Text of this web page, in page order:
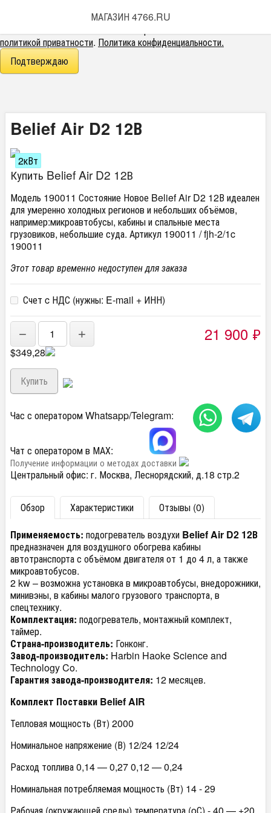
При использовании данного сайта вы подтверждаете свое
политикой приватности. Политика конфиденциальности.
Подтверждаю
МАГАЗИН 4766.RU
Belief Air D2 12В
2кВт
Купить Belief Air D2 12В
Модель 190011 Состояние Новое Belief Air D2 12В идеален
для умеренно холодных регионов и небольших объёмов,
например:микроавтобусы, кабины и спальные места
грузовиков, небольшие суда. Артикул 190011 / fjh-2/1c
190011
Этот товар временно недоступен для заказа
Счет c НДС (нужны: E-mail + ИНН)
− + 21 900 ₽
$349,28
Час с оператором Whatsapp/Telegram:
Чат с оператором в МАХ:
Получение информации о методах доставки
Центральный офис: г. Москва, Леснорядский, д.18 стр.2
Обзор Характеристики
Отзывы (0)
Применяемость: подогреватель воздухи Belief Air D2 12В
предназначен для воздушного обогрева кабины
автотранспорта с объёмом двигателя от 1 до 4 л, а также
микроавтобусов.
2 kw – возможна установка в микроавтобусы, внедорожники,
минивэны, в кабины малого грузового транспорта, в
спецтехнику.
Комплектация: подогреватель, монтажный комплект,
таймер.
Страна-производитель: Гонконг.
Завод-производитель: Harbin Haoke Science and
Technology Co.
Гарантия завода-производителя: 12 месяцев.
Комплект Поставки Belief AIR
Тепловая мощность (Вт) 2000
Номинальное напряжение (В) 12/24 12/24
Расход топлива 0,14 — 0,27 0,12 — 0,24
Номинальная потребляемая мощность (Вт) 14 - 29